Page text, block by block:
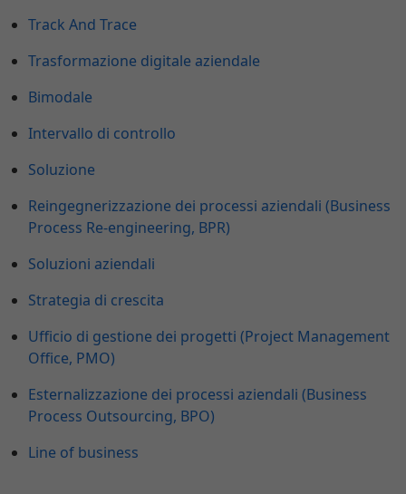
Track And Trace
Trasformazione digitale aziendale
Bimodale
Intervallo di controllo
Soluzione
Reingegnerizzazione dei processi aziendali (Business
Process Re-engineering, BPR)
Soluzioni aziendali
Strategia di crescita
Ufficio di gestione dei progetti (Project Management
Office, PMO)
Esternalizzazione dei processi aziendali (Business
Process Outsourcing, BPO)
Line of business